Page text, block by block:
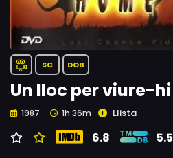
SC DOB
Un lloc per viure-hi
1987 1h 36m Llista
6.8 5.5